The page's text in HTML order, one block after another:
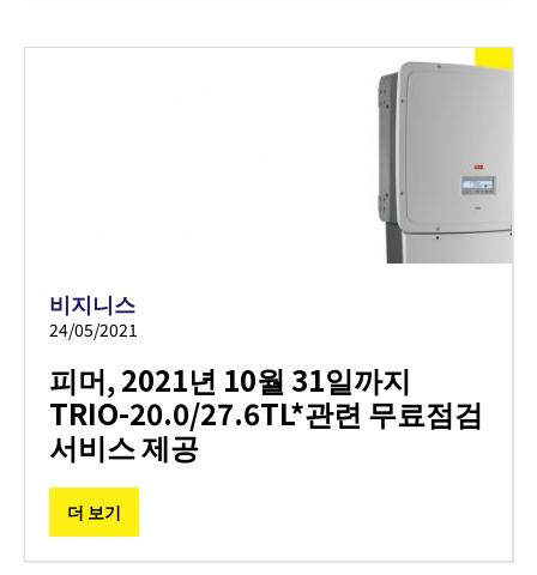
비지니스
24/05/2021
피머, 2021년 10월 31일까지
TRIO-20.0/27.6TL*관련 무료점검
서비스 제공
더 보기